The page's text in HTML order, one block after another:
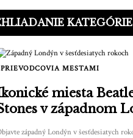
KATEGÓRIE
MESTAMI
miesta
v západnom
západný Londýn v šesťdesiatych